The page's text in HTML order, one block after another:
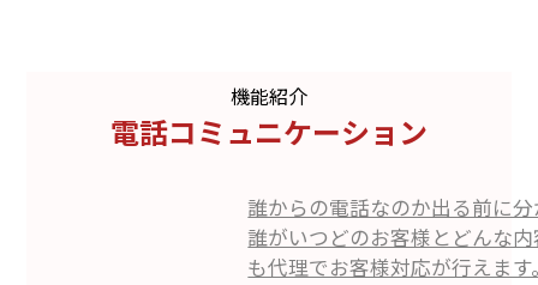
機能紹介
電話コミュニケーション
誰からの電話なのか出る前に
誰がいつどのお客様とどんな
も代理でお